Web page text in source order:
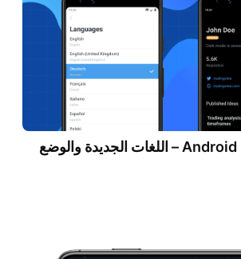
تم تحديث تطبيق Android – اللغات الجديدة والوضع